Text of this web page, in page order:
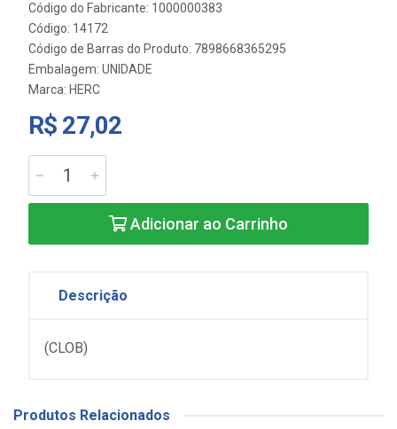
Código do Fabricante: 1000000383
Código: 14172
Código de Barras do Produto: 7898668365295
Embalagem: UNIDADE
Marca: HERC
R$ 27,02
Adicionar ao Carrinho
Descrição
(CLOB)
Produtos Relacionados